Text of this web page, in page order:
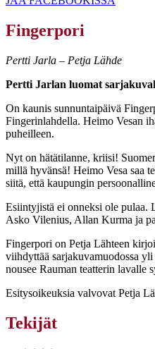
Fingerpori
Pertti Jarla – Petja Lähde
Pertti Jarlan luomat
On kaunis sunnuntaipäivä
Fingerinlahdella. Heimo Vesan
puheilleen.
Nyt on hätätilanne, kriisi!
millä hyvänsä! Heimo Vesa saa
siitä, että kaupungin
Esiintyjistä ei onneksi ole pulaa.
Asko Vilenius, Allan Kurma ja
Fingerpori on Petja Lähteen
viihdyttää sarjakuvamuodossa
nousee Rauman teatterin lavalle
Esitysoikeuksia valvovat Petja
Tekijät